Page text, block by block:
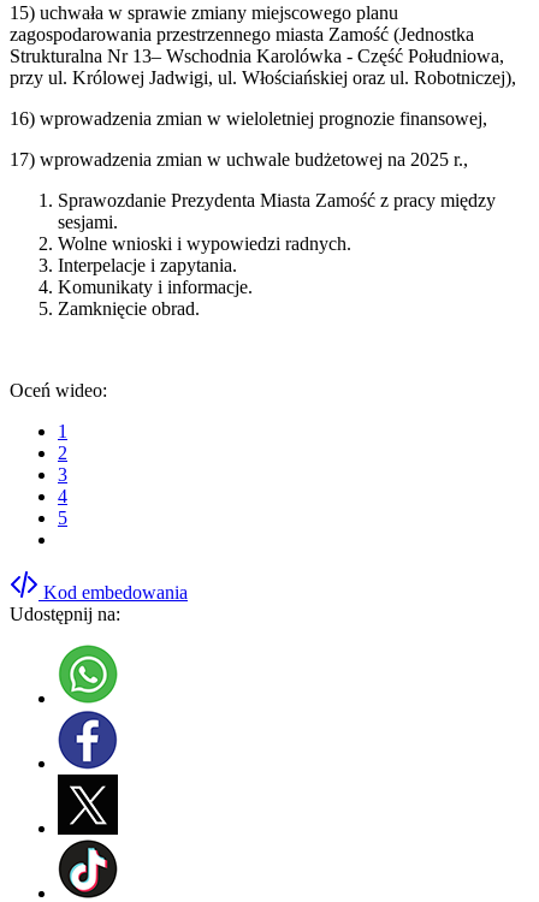
15) uchwała w sprawie zmiany miejscowego planu
zagospodarowania przestrzennego miasta Zamość (Jednostka
Strukturalna Nr 13– Wschodnia Karolówka - Część Południowa,
przy ul. Królowej Jadwigi, ul. Włościańskiej oraz ul. Robotniczej),
16) wprowadzenia zmian w wieloletniej prognozie finansowej,
17) wprowadzenia zmian w uchwale budżetowej na 2025 r.,
Sprawozdanie Prezydenta Miasta Zamość z pracy między
sesjami.
Wolne wnioski i wypowiedzi radnych.
Interpelacje i zapytania.
Komunikaty i informacje.
Zamknięcie obrad.
Oceń wideo:
1
2
3
4
5
Kod embedowania
Udostępnij na: